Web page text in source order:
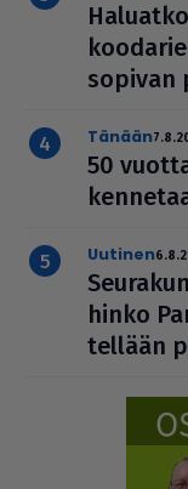
sopivan
Tänään
50
uutinen
hinko
tel­lään